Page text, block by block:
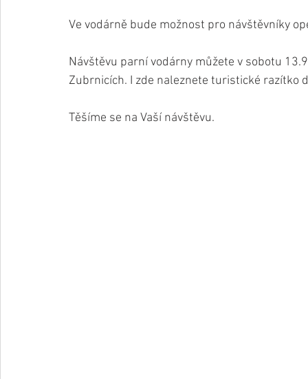
Ve vodárně bude možnost pro návštěvníky
Návštěvu parní vodárny můžete v sobotu
Zubrnicích. I zde naleznete turistické razítko
Těšíme se na Vaší návštěvu.